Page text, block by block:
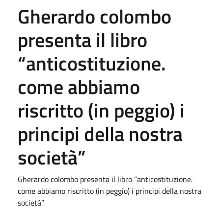
Gherardo colombo
presenta il libro
“anticostituzione.
come abbiamo
riscritto (in peggio) i
principi della nostra
società”
Gherardo colombo presenta il libro “anticostituzione.
come abbiamo riscritto (in peggio) i principi della nostra
società”